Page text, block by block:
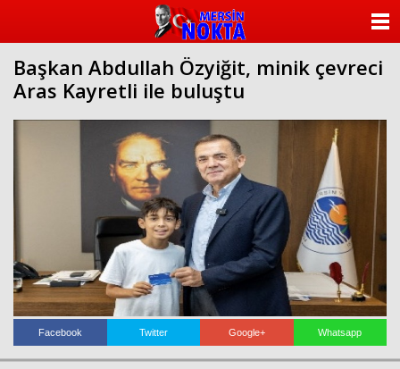
Başkan Abdullah Özyiğit, minik çevreci
Aras Kayretli ile buluştu
Facebook Twitter Google+ Whatsapp
KATEGORİLER
FOTO GALERİ
VİDEO GALERİ
KÜNYE